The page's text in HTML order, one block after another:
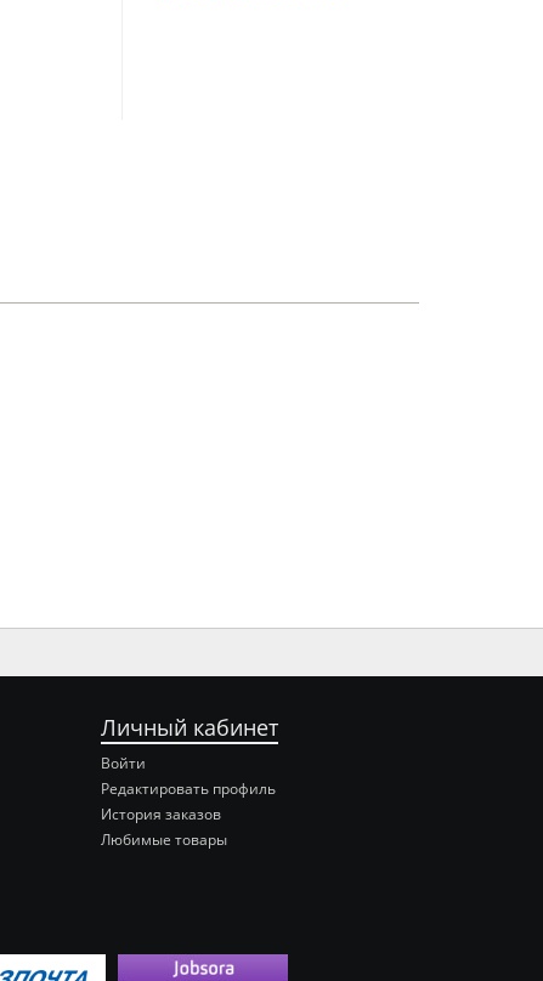
Личный кабинет
Войти
Редактировать профиль
История заказов
Любимые товары